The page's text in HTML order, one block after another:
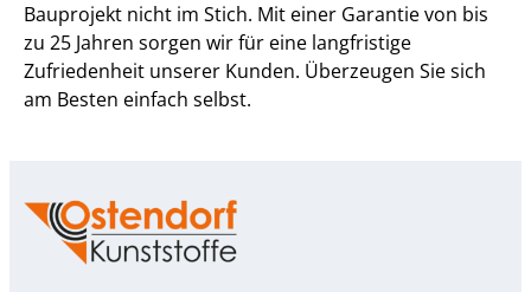
Bauprojekt nicht im Stich. Mit einer Garantie von bis
zu 25 Jahren sorgen wir für eine langfristige
Zufriedenheit unserer Kunden. Überzeugen Sie sich
am Besten einfach selbst.